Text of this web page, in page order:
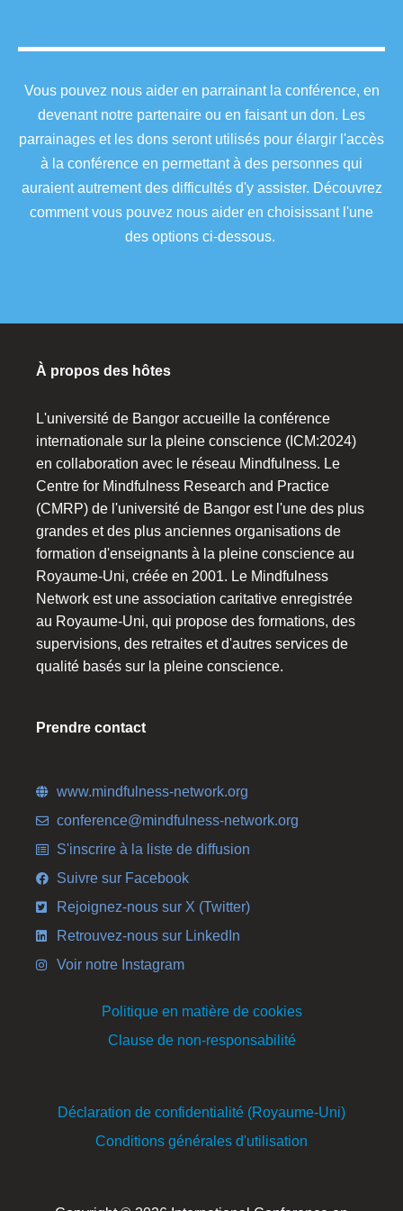
Vous pouvez nous aider en parrainant la conférence, en
devenant notre partenaire ou en faisant un don. Les
parrainages et les dons seront utilisés pour élargir l'accès
à la conférence en permettant à des personnes qui
auraient autrement des difficultés d'y assister. Découvrez
comment vous pouvez nous aider en choisissant l'une
des options ci-dessous.
À propos des hôtes
L'université de Bangor accueille la conférence
internationale sur la pleine conscience (ICM:2024)
en collaboration avec le réseau Mindfulness. Le
Centre for Mindfulness Research and Practice
(CMRP) de l'université de Bangor est l'une des plus
grandes et des plus anciennes organisations de
formation d'enseignants à la pleine conscience au
Royaume-Uni, créée en 2001. Le Mindfulness
Network est une association caritative enregistrée
au Royaume-Uni, qui propose des formations, des
supervisions, des retraites et d'autres services de
qualité basés sur la pleine conscience.
Prendre contact
www.mindfulness-network.org
conference@mindfulness-network.org
S'inscrire à la liste de diffusion
Suivre sur Facebook
Rejoignez-nous sur X (Twitter)
Retrouvez-nous sur LinkedIn
Voir notre Instagram
Politique en matière de cookies
Clause de non-responsabilité
Déclaration de confidentialité (Royaume-Uni)
Conditions générales d'utilisation